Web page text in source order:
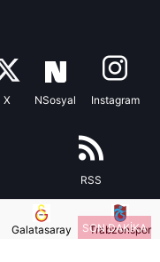
SON DAKİKA
X NSosyal Instagram
RSS
Galatasaray Trabzonspor